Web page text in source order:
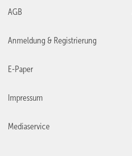
AGB
Anmeldung & Registrierung
E-Paper
Impressum
Mediaservice